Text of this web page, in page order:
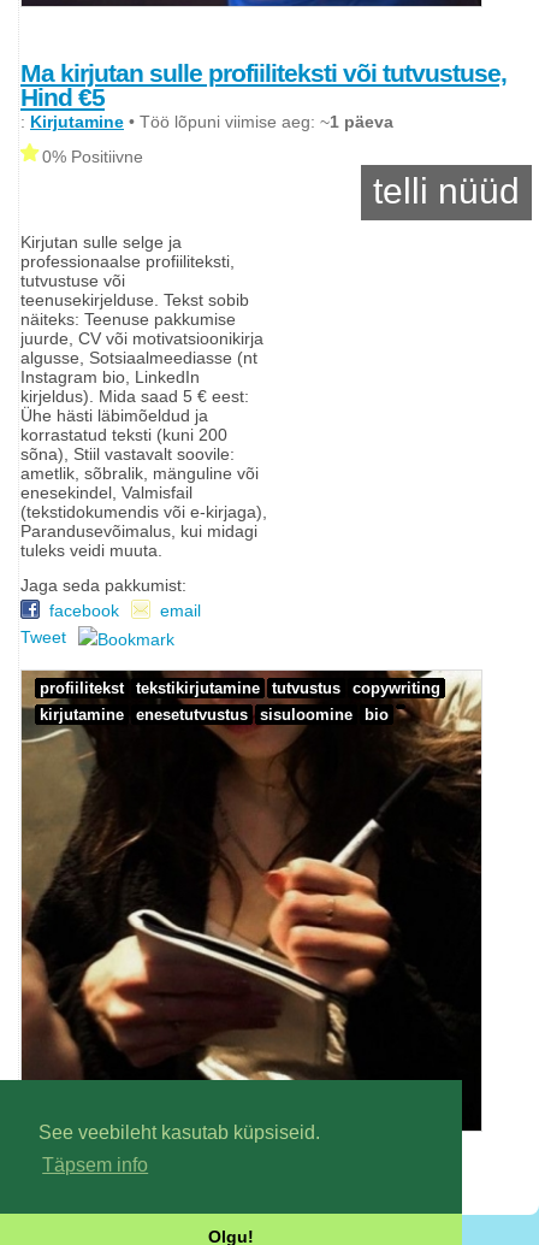
See veebileht kasutab küpsiseid.
Täpsem info
Olgu!
Ma kirjutan sulle profiiliteksti või tutvustuse,
Hind €5
: Kirjutamine • Töö lõpuni viimise aeg: ~1 päeva
0% Positiivne
telli nüüd
Kirjutan sulle selge ja
professionaalse profiiliteksti,
tutvustuse või
teenusekirjelduse. Tekst sobib
näiteks: Teenuse pakkumise
juurde, CV või motivatsioonikirja
algusse, Sotsiaalmeediasse (nt
Instagram bio, LinkedIn
kirjeldus). Mida saad 5 € eest:
Ühe hästi läbimõeldud ja
korrastatud teksti (kuni 200
sõna), Stiil vastavalt soovile:
ametlik, sõbralik, mänguline või
enesekindel, Valmisfail
(tekstidokumendis või e-kirjaga),
Parandusevõimalus, kui midagi
tuleks veidi muuta.
Jaga seda pakkumist:
facebook
email
Tweet
profiilitekst tekstikirjutamine tutvustus
copywriting
kirjutamine
enesetutvustus sisuloomine bio